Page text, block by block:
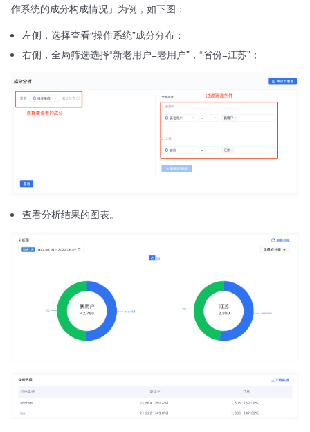
作系统的成分构成情况」为例，如下图：
左侧，选择查看“操作系统”成分分布；
右侧，全局筛选选择“新老用户=老用户”，“省份=江苏”；
查看分析结果的图表。